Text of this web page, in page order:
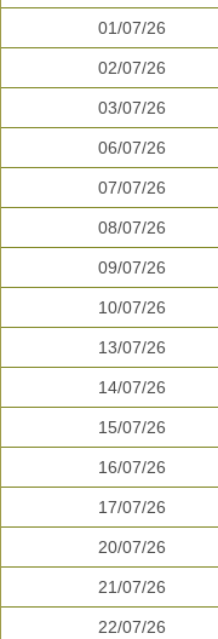
01/07/26
02/07/26
03/07/26
06/07/26
07/07/26
08/07/26
09/07/26
10/07/26
13/07/26
14/07/26
15/07/26
16/07/26
17/07/26
20/07/26
21/07/26
22/07/26